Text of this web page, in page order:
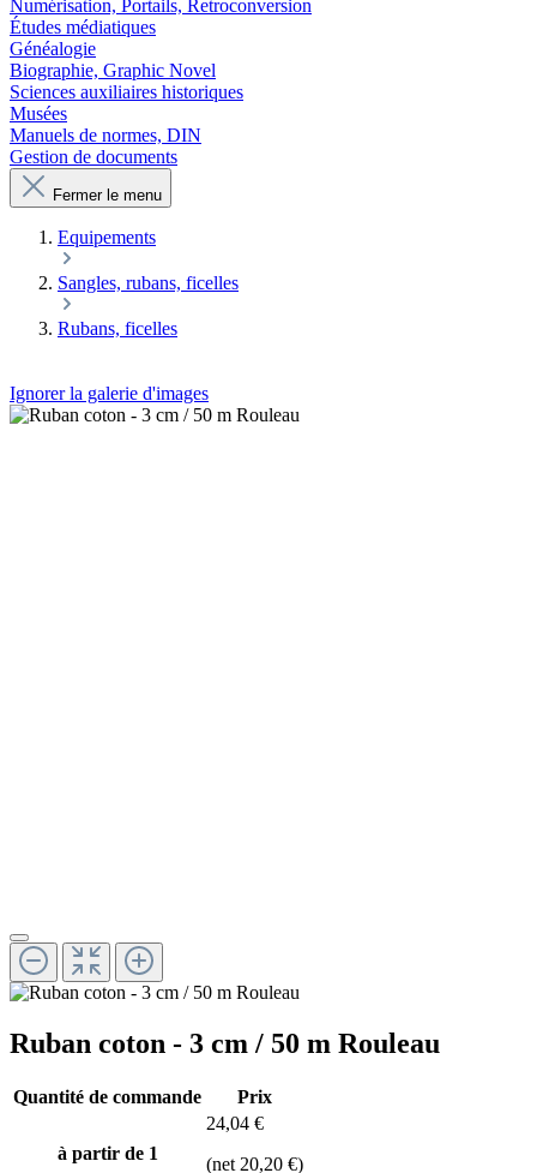
Numérisation, Portails, Retroconversion
Études médiatiques
Généalogie
Biographie, Graphic Novel
Sciences auxiliaires historiques
Musées
Manuels de normes, DIN
Gestion de documents
Fermer le menu
Equipements
Sangles, rubans, ficelles
Rubans, ficelles
Ignorer la galerie d'images
Ruban coton - 3 cm / 50 m Rouleau
Quantité de commande Prix
à partir de 1
24,04 €
(net 20,20 €)